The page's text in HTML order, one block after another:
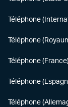
Téléphone
Téléphone
Téléphone (France)
Téléphone
Téléphone